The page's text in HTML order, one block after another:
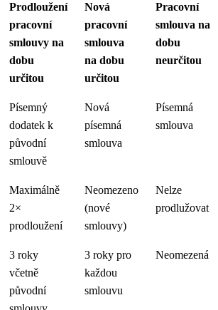
Prodloužení
pracovní
smlouvy na
dobu
určitou
Nová
pracovní
smlouva
na dobu
určitou
Pracovní
smlouva na
dobu
neurčitou
Písemný
dodatek k
původní
smlouvě
Nová
písemná
smlouva
Písemná
smlouva
Maximálně
2×
prodloužení
Neomezeno
(nové
smlouvy)
Nelze
prodlužovat
3 roky
včetně
původní
3 roky pro
každou
smlouvu
Neomezená